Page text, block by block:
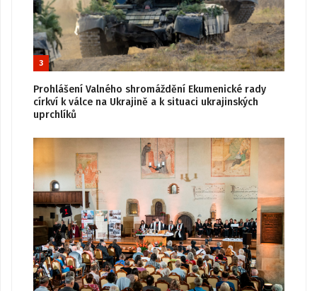
3
Prohlášení Valného shromáždění Ekumenické rady
církví k válce na Ukrajině a k situaci ukrajinských
uprchlíků